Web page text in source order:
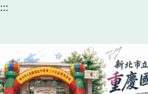
跳
內
容
:::